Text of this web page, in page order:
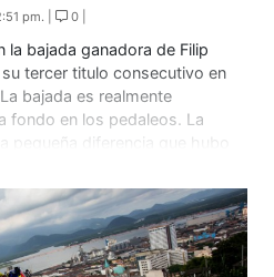
pm. | 0 |
bajada ganadora de Filip
tercer titulo consecutivo en
bajada es realmente
fondo en los pedaleos. La
pequeña diferencia que hubo